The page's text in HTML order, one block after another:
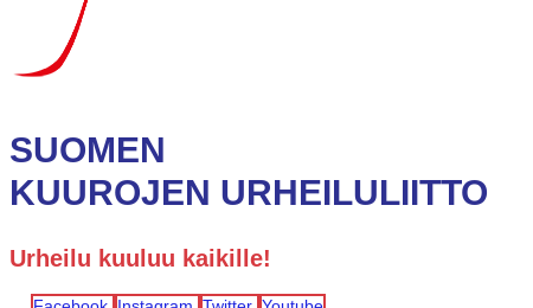
SUOMEN
KUUROJEN URHEILULIITTO
Urheilu kuuluu kaikille!